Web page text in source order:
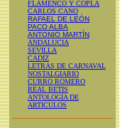
FLAMENCO Y COPLA
CARLOS CANO
RAFAEL DE LEÓN
PACO ALBA
ANTONIO MARTÍN
ANDALUCIA
SEVILLA
CADIZ
LETRAS DE CARNAVAL
NOSTALGIARIO
CURRO ROMERO
REAL BETIS
ANTOLOGÍA DE
ARTICULOS